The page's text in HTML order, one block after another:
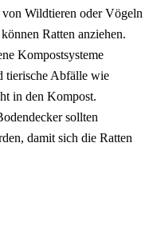
Wildtieren oder Vögeln
Ratten anziehen.
Kompostsysteme
tierische Abfälle wie
in den Kompost.
sollten
damit sich die Ratten